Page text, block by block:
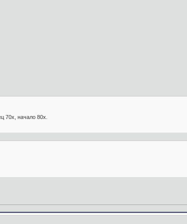
70х, начало 80х.